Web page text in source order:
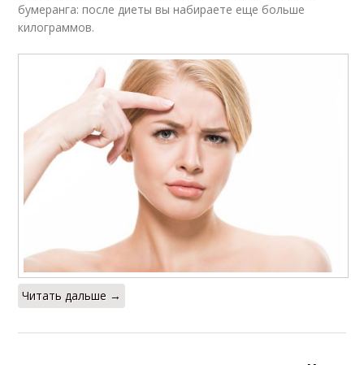
бумеранга: после диеты вы набираете еще больше
килограммов.
Читать дальше →